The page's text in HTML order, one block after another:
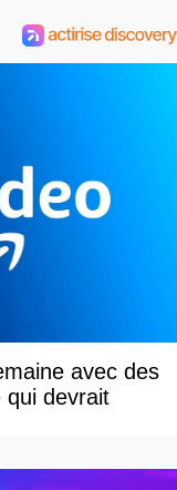
avec des
qui devrait